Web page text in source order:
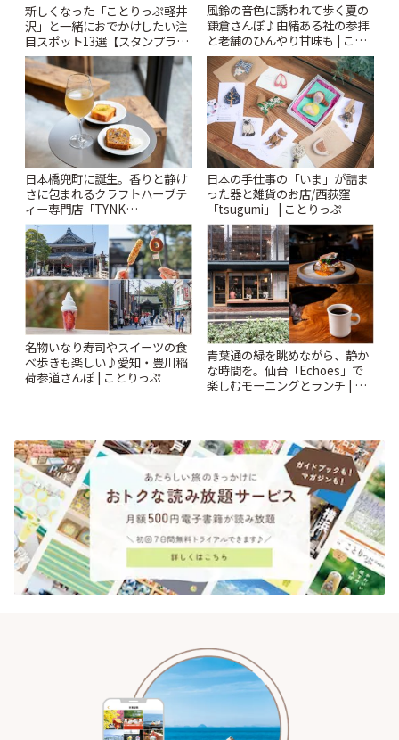
新しくなった「ことりっぷ軽井
沢」と一緒におでかけしたい注
目スポット13選【スタンプラリ
ー開催中】 | ことりっぷ
風鈴の音色に誘われて歩く夏の
鎌倉さんぽ♪由緒ある社の参拝
と老舗のひんやり甘味も | こと
りっぷ
日本橋兜町に誕生。香りと静け
さに包まれるクラフトハーブテ
ィー専門店「TYNK
Kabutocho」 | ことりっぷ
日本の手仕事の「いま」が詰ま
った器と雑貨のお店/西荻窪
「tsugumi」 | ことりっぷ
名物いなり寿司やスイーツの食
べ歩きも楽しい♪愛知・豊川稲
荷参道さんぽ | ことりっぷ
青葉通の緑を眺めながら、静か
な時間を。仙台「Echoes」で
楽しむモーニングとランチ | こ